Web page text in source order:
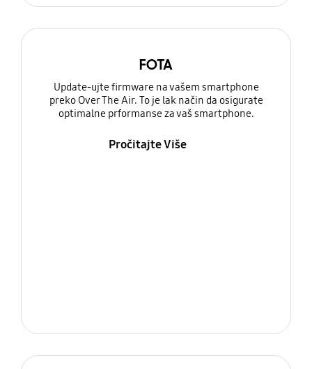
FOTA
Update-ujte firmware na vašem smartphone
preko Over The Air. To je lak način da osigurate
optimalne prformanse za vaš smartphone.
Pročitajte Više